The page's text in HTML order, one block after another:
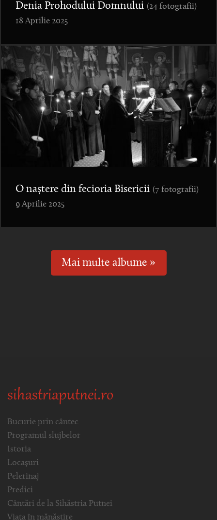
Denia Prohodului Domnului (24 fotografii)
18 Aprilie 2025
O naștere din fecioria Bisericii (7 fotografii)
9 Aprilie 2025
Mai multe albume »
sihastriaputnei.ro
Bucurie prin cântec
Programul slujbelor
Istoria
Locașuri
Pelerinaj
Predici
Cântări de la Sihăstria Putnei
Viața în mănăstire